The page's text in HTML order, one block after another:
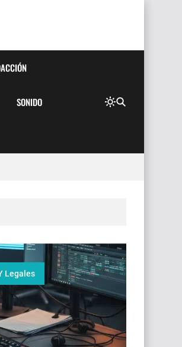
SONIDO
Legales